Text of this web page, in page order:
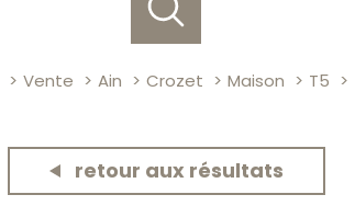
Vente Ain Crozet Maison
T5
retour aux résultats